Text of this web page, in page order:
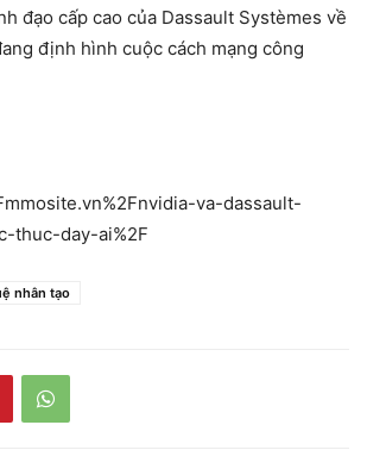
đạo cấp cao của Dassault Systèmes về
định hình cuộc cách mạng công
va-dassault-
thuc-day-ai%2F
nhân tạo